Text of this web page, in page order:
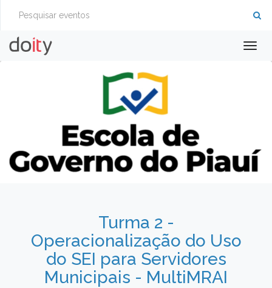
Turma 2 -
Operacionalização do Uso
do SEI para Servidores
Municipais - MultiMRAI